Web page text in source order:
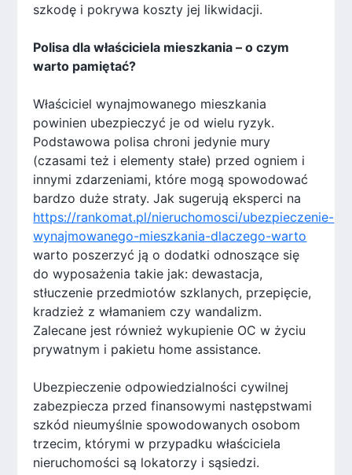
szkodę i pokrywa koszty jej likwidacji.
Polisa dla właściciela mieszkania – o czym
warto pamiętać?
Właściciel wynajmowanego mieszkania
powinien ubezpieczyć je od wielu ryzyk.
Podstawowa polisa chroni jedynie mury
(czasami też i elementy stałe) przed ogniem i
innymi zdarzeniami, które mogą spowodować
bardzo duże straty. Jak sugerują eksperci na
https://rankomat.pl/nieruchomosci/ubezpieczenie-
wynajmowanego-mieszkania-dlaczego-warto
warto poszerzyć ją o dodatki odnoszące się
do wyposażenia takie jak: dewastacja,
stłuczenie przedmiotów szklanych, przepięcie,
kradzież z włamaniem czy wandalizm.
Zalecane jest również wykupienie OC w życiu
prywatnym i pakietu home assistance.
Ubezpieczenie odpowiedzialności cywilnej
zabezpiecza przed finansowymi następstwami
szkód nieumyślnie spowodowanych osobom
trzecim, którymi w przypadku właściciela
nieruchomości są lokatorzy i sąsiedzi.